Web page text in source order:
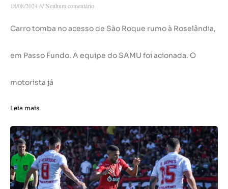
18/08/2024 Nenhum comentário
Carro tomba no acesso de São Roque rumo à Roselândia,
em Passo Fundo. A equipe do SAMU foi acionada. O
motorista já
Leia mais